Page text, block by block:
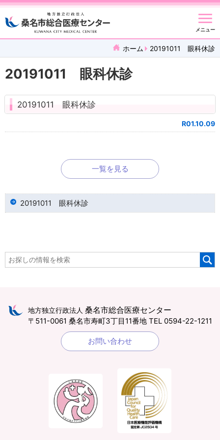
メニュー
ホーム 20191011 眼科休診
20191011 眼科休診
20191011 眼科休診
R01.10.09
一覧を見る
20191011 眼科休診
地方独立行政法人 桑名市総合医療センター
〒511-0061 桑名市寿町3丁目11番地 TEL 0594-22-1211
お問い合わせ